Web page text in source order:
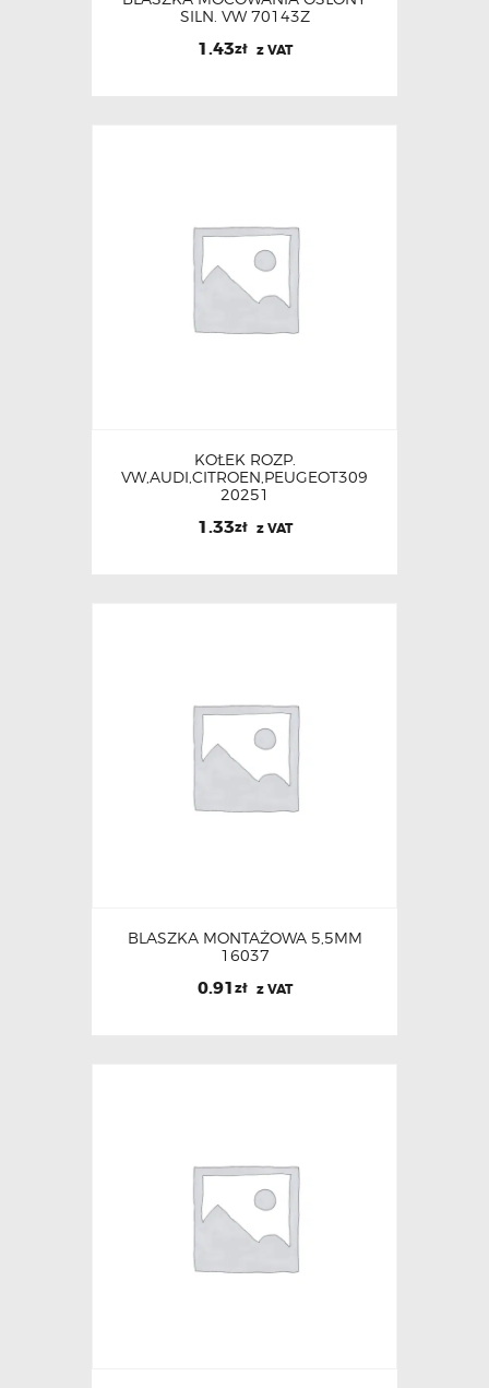
SILN. VW 70143Z
1.43zł z VAT
KOŁEK ROZP.
VW,AUDI,CITROEN,PEUGEOT309
20251
1.33zł z VAT
BLASZKA MONTAŻOWA 5,5MM
16037
0.91zł z VAT